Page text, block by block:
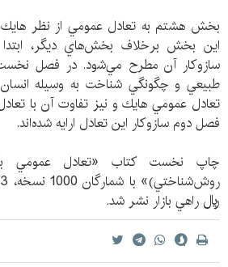
بخش هشتم به تعادل عمومي از نظر
اين بخش برخلاف بخش‌هاي ديگر،
سازوكار آن مطرح مي‌شود. در فصل
طبيعي و چگونگي شناخت به وسيله انسان
تعادل عمومي هايك و نيز تفاوت آن با
فصل دوم سازوكار اين تعادل ارايه شده‌اند.
چاپ نخست كتاب «تعادل عمومي
ريال راهي بازار نشر شد.